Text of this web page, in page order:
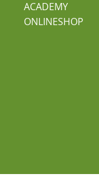
ACADEMY
ONLINESHOP